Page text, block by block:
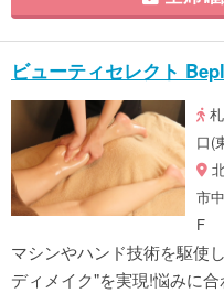
ビューティセレクト
口(
市
F
マシンやハンド技術を駆使
ディメイク"を実現!悩みに